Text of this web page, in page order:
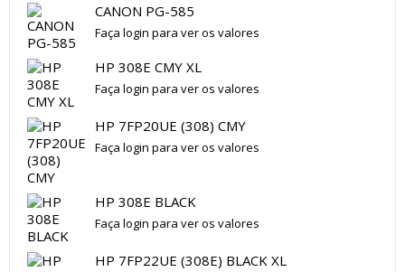
CANON PG-585
Faça login para ver os valores
HP 308E CMY XL
Faça login para ver os valores
HP 7FP20UE (308) CMY
Faça login para ver os valores
HP 308E BLACK
Faça login para ver os valores
HP 7FP22UE (308E) BLACK XL